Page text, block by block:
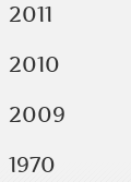
2011
2010
2009
1970